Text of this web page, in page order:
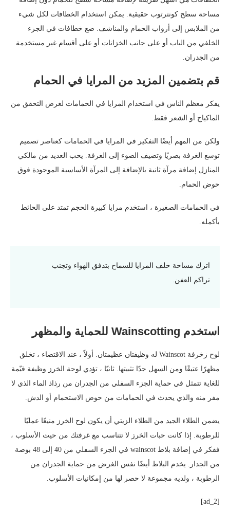
مساحة سطح كونترتوب حقيقية. يمكن استخدام الخطافات لكل شيء
من الملابس إلى أرواب الحمام والمناشف. ضع خطافات في الجزء
الخلفي من الباب أو على جانب الخزانات أو على أقسام غير مستخدمة
من الجدران.
قم بتضمين المزيد من المرايا في الحمام
يفكر معظم الناس في استخدام المرايا في الحمامات لغرض التحقق من
الماكياج أو الشعر فقط.
ولكن من المهم أيضًا التفكير في المرايا في الحمامات كعناصر تصميم
توسع الغرفة بصريًا وتضيف الضوء إلى الغرفة. يحب العديد من مالكي
المنازل إضافة مرآة ثانية بالإضافة إلى المرآة الأساسية الموجودة فوق
حوض الحمام.
في الحمامات الصغيرة ، استخدم مرايا كبيرة الحجم تمتد على الحائط
بأكمله.
اترك مساحة خلف المرايا للسماح بتدفق الهواء وتجنب
تراكم العفن.
استخدم Wainscotting للحماية والمظهر
لوح زخرفة Wainscot له وظيفتان عظيمتان. أولاً ، عند الاقتضاء ، تخلق
مظهرًا عتيقًا ومن السهل جدًا تثبيتها. ثانيًا ، تؤدي لوحة الخرز وظيفة قيّمة
للغاية تتمثل في حماية الجزء السفلي من الجدران من رذاذ الماء الذي لا
مفر منه والذي يحدث في الحمامات من حوض الاستحمام أو الدش.
يضمن الطلاء الجيد من الطلاء الزيتي أن يكون لوح الخرز منيعًا عمليًا
للرطوبة. إذا كانت حبات الخرز لا تتناسب مع غرفتك من حيث الأسلوب ،
ففكر في إضافة بلاط wainscot في الجزء السفلي من 40 إلى 48 بوصة
من الجدار. يخدم البلاط أيضًا نفس الغرض من حماية الجدران من
الرطوبة ، ولديه مجموعة لا حصر لها من إمكانيات الأسلوب.
[ad_2]